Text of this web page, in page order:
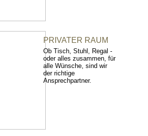
PRIVATER RAUM
Ob Tisch, Stuhl, Regal -
oder alles zusammen, für
alle Wünsche, sind wir
der richtige
Ansprechpartner.